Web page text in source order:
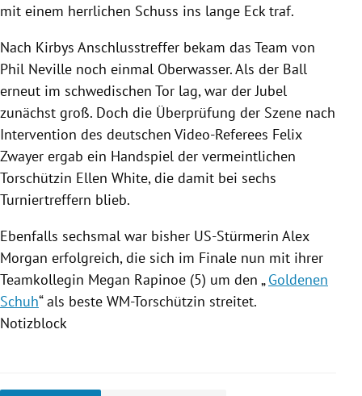
mit einem herrlichen Schuss ins lange Eck traf.
Nach Kirbys Anschlusstreffer bekam das Team von
Phil Neville noch einmal Oberwasser. Als der Ball
erneut im schwedischen Tor lag, war der Jubel
zunächst groß. Doch die Überprüfung der Szene nach
Intervention des deutschen Video-Referees Felix
Zwayer ergab ein Handspiel der vermeintlichen
Torschützin Ellen White, die damit bei sechs
Turniertreffern blieb.
Ebenfalls sechsmal war bisher US-Stürmerin Alex
Morgan erfolgreich, die sich im Finale nun mit ihrer
Teamkollegin Megan Rapinoe (5) um den „ Goldenen
Schuh“ als beste WM-Torschützin streitet.
Notizblock